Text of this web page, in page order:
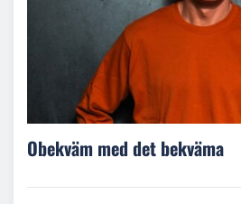
Obekväm med det bekväma